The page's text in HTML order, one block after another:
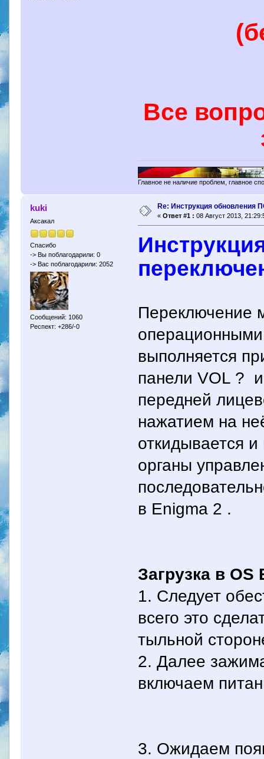
Все
Главное не наличие проблем, главное
kuki
Аксакал
Спасибо
-> Вы поблагодарили: 0
-> Вас поблагодарили: 2052
Сообщений: 1060
Респект: +286/-0
Re: Инструкция обновления
« Ответ #1 : 08 Август 2013,
Переключение
выполняется
панели VOL ?
передней
нажатием на
откидывается
органы
в Еnigma 2 .
Загрузка в ОS
1. Следует
всего это
тыльной
2. Далее
включаем
3. Ожидаем